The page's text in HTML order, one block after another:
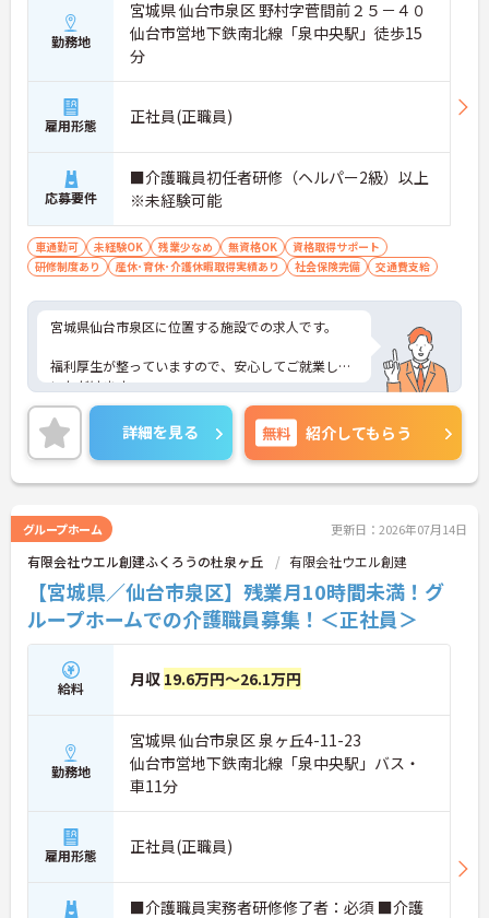
勤務地
宮城県 仙台市泉区 野村字菅間前２５－４０
仙台市営地下鉄南北線「泉中央駅」徒歩15
分
雇用形態 正社員(正職員)
応募要件
■介護職員初任者研修（ヘルパー2級）以上
※未経験可能
車通勤可 未経験OK 残業少なめ 無資格OK
資格取得サポート
研修制度あり
産休･育休･介護休暇取得実績あり 社会保険完備 交通費支給
宮城県仙台市泉区に位置する施設での求人です。
福利厚生が整っていますので、安心してご就業して
いただけます。
マイカー通勤も可能で、無料駐車場も完備しており
ます！
ご興味のある方は、お気軽にお問い合わせくださ
詳細を見る 無料 紹介してもらう
グループホーム 更新日：2026年07月14日
有限会社ウエル創建ふくろうの杜泉ヶ丘 有限会社ウエル創建
【宮城県／仙台市泉区】残業月10時間未満！グ
ループホームでの介護職員募集！＜正社員＞
給料 月収 19.6万円～26.1万円
勤務地
宮城県 仙台市泉区 泉ヶ丘4-11-23
仙台市営地下鉄南北線「泉中央駅」バス・
車11分
雇用形態 正社員(正職員)
■介護職員実務者研修修了者：必須 ■介護